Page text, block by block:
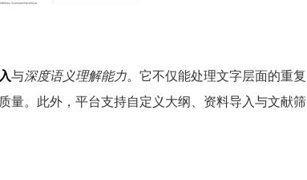
与深度语义理解能力。它不仅能处理文字层面的重复
量。此外，平台支持自定义大纲、资料导入与文献筛